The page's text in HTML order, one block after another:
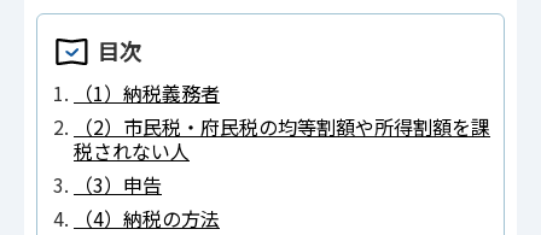
目次
（1）納税義務者
（2）市民税・府民税の均等割額や所得割額を課
税されない人
（3）申告
（4）納税の方法